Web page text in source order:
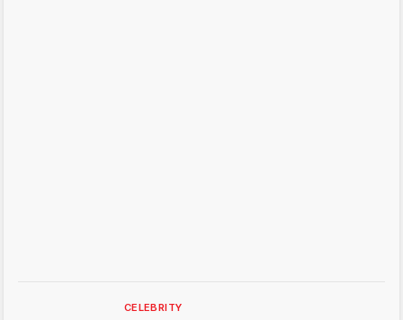
CELEBRITY